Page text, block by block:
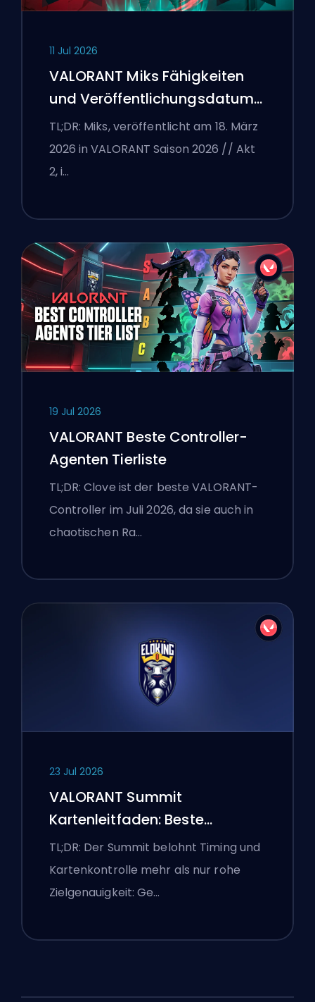
11 Jul 2026
VALORANT Miks Fähigkeiten
und Veröffentlichungsdatum
erklärt
TL;DR: Miks, veröffentlicht am 18. März
2026 in VALORANT Saison 2026 // Akt
2, i…
19 Jul 2026
VALORANT Beste Controller-
Agenten Tierliste
TL;DR: Clove ist der beste VALORANT-
Controller im Juli 2026, da sie auch in
chaotischen Ra…
23 Jul 2026
VALORANT Summit
Kartenleitfaden: Beste
Agenten, Callouts und
Smokes
TL;DR: Der Summit belohnt Timing und
Kartenkontrolle mehr als nur rohe
Zielgenauigkeit: Ge…